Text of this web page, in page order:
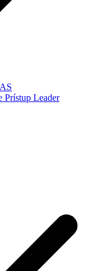
Prístup Leader